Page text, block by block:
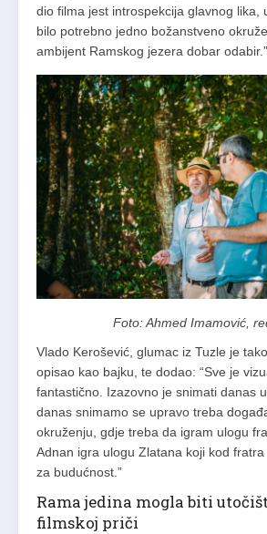
dio filma jest introspekcija glavnog lika,
bilo potrebno jedno božanstveno
ambijent Ramskog jezera dobar odabir.”
Foto: Ahmed Imamović,
Vlado Kerošević, glumac iz Tuzle je
opisao kao bajku, te dodao: “Sve je
fantastično. Izazovno je snimati danas
danas snimamo se upravo treba
okruženju, gdje treba da igram ulogu
Adnan igra ulogu Zlatana koji kod
za budućnost.”
Rama jedina mogla biti
filmskoj priči